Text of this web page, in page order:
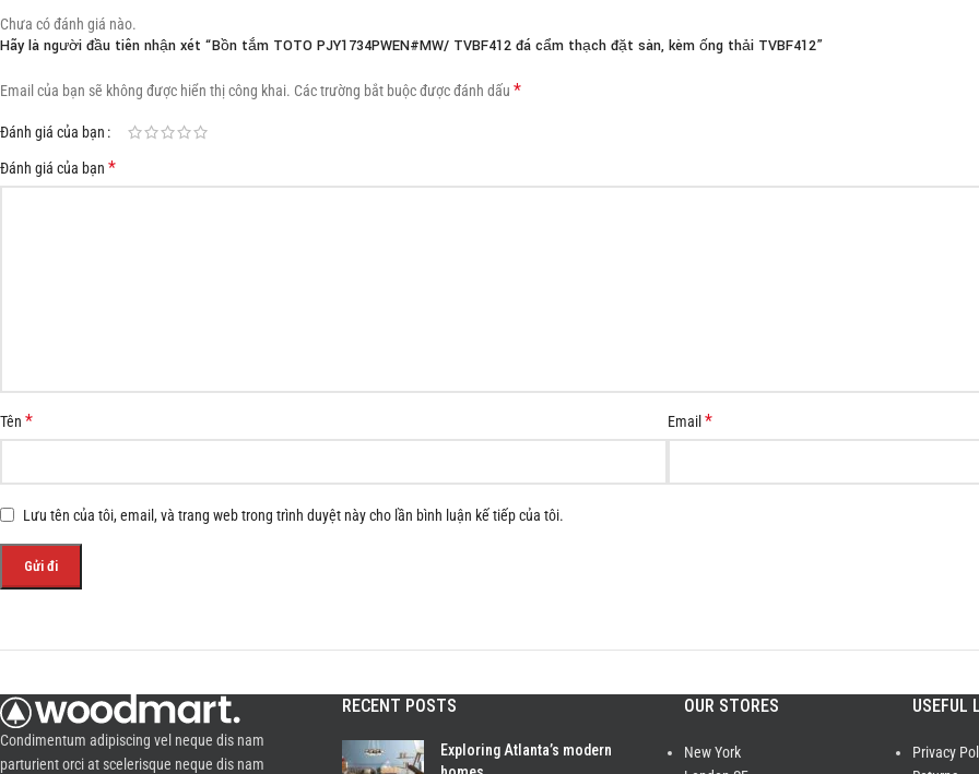
Chưa có đánh giá nào.
Hãy là người đầu tiên nhận xét “Bồn tắm TOTO PJY1734PWEN#MW/ TVBF412 đá cẩm thạch đặt sàn, kèm ống thải TVBF412”
Email của bạn sẽ không được hiển thị công khai. Các trường bắt buộc được đánh dấu *
Đánh giá của bạn
Đánh giá của bạn *
Tên * Email *
Lưu tên của tôi, email, và trang web trong trình duyệt này cho lần bình luận kế tiếp của tôi.
Condimentum adipiscing vel neque dis nam
parturient orci at scelerisque neque dis nam
RECENT POSTS
Exploring Atlanta’s modern
OUR STORES
New York
USEFUL
Privacy